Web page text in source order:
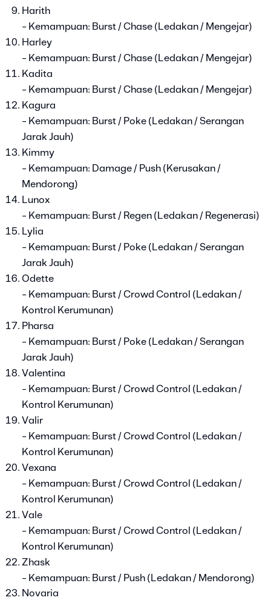
Harith
- Kemampuan: Burst / Chase (Ledakan / Mengejar)
Harley
- Kemampuan: Burst / Chase (Ledakan / Mengejar)
Kadita
- Kemampuan: Burst / Chase (Ledakan / Mengejar)
Kagura
- Kemampuan: Burst / Poke (Ledakan / Serangan
Jarak Jauh)
Kimmy
- Kemampuan: Damage / Push (Kerusakan /
Mendorong)
Lunox
- Kemampuan: Burst / Regen (Ledakan / Regenerasi)
Lylia
- Kemampuan: Burst / Poke (Ledakan / Serangan
Jarak Jauh)
Odette
- Kemampuan: Burst / Crowd Control (Ledakan /
Kontrol Kerumunan)
Pharsa
- Kemampuan: Burst / Poke (Ledakan / Serangan
Jarak Jauh)
Valentina
- Kemampuan: Burst / Crowd Control (Ledakan /
Kontrol Kerumunan)
Valir
- Kemampuan: Burst / Crowd Control (Ledakan /
Kontrol Kerumunan)
Vexana
- Kemampuan: Burst / Crowd Control (Ledakan /
Kontrol Kerumunan)
Vale
- Kemampuan: Burst / Crowd Control (Ledakan /
Kontrol Kerumunan)
Zhask
- Kemampuan: Burst / Push (Ledakan / Mendorong)
Novaria